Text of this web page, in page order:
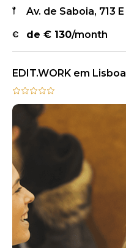
Av. de Saboia, 713 E
de € 130/month
EDIT.WORK em Lisboa